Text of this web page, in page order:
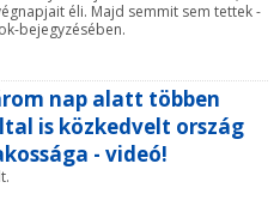
éli. Majd semmit sem tettek -
bejegyzésében.
nap alatt többen
is közkedvelt ország
- videó!